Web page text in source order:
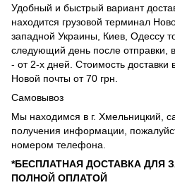
Удобный и быстрый вариант
находится грузовой терминал
западной Украины, Киев, Одессу
следующий день после отправки,
- от 2-х дней. Стоимость доставки
Новой почты от 70 грн.
Самовывоз
Мы находимся в г. Хмельницкий,
получения информации,
номером телефона.
*БЕСПЛАТНАЯ ДОСТАВКА ДЛЯ
ПОЛНОЙ ОПЛАТОЙ